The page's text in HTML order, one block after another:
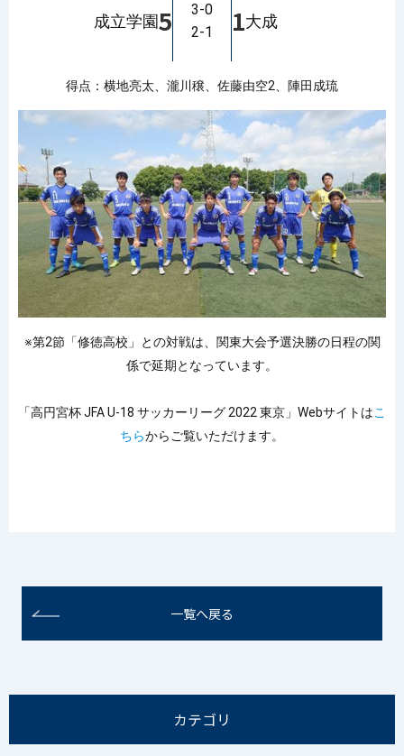
成立学園5
3-0
2-1
1大成
得点：横地亮太、瀧川穣、佐藤由空2、陣田成琉
※第2節「修徳高校」との対戦は、関東大会予選決勝の日程の関
係で延期となっています。
「高円宮杯 JFA U-18 サッカーリーグ 2022 東京」Webサイトはこ
ちらからご覧いただけます。
一覧へ戻る
カテゴリ